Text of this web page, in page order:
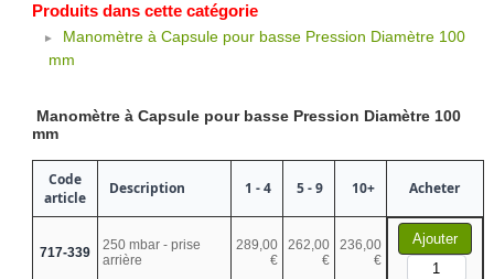
Produits dans cette catégorie
Manomètre à Capsule pour basse Pression Diamètre 100
mm
Manomètre à Capsule pour basse Pression Diamètre 100
mm
Code
article
Description 1 - 4 5 - 9 10+ Acheter
717-339
250 mbar - prise
arrière
289,00
€
262,00
€
236,00
€
Ajouter